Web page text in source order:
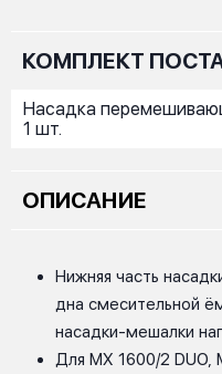
КОМПЛЕКТ
Насадка
1 шт.
ОПИСАНИЕ
Нижняя часть
дна смесительной
насадки-мешалки
Для MX 1600/2 DUO,